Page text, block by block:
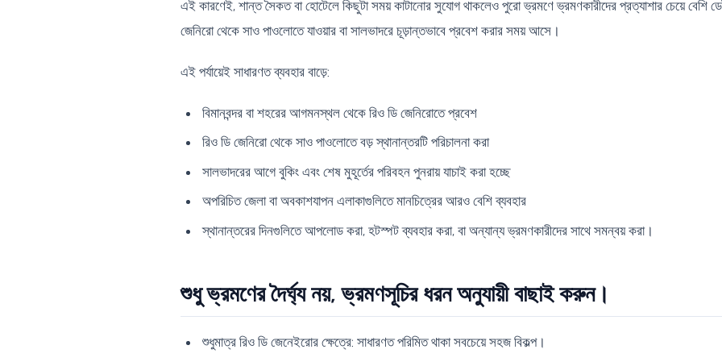
এই কারণেই, শান্ত সৈকত বা হোটেলে কিছুটা সময় কাটানোর সুযোগ থাকলেও পুরো ভ্রমণে ভ্রমণকারীদের প্রত্যাশার চেয়ে বেশি
জেনিরো থেকে সাও পাওলোতে যাওয়ার বা সালভাদরে চূড়ান্তভাবে প্রবেশ করার সময় আসে।
এই পর্যায়েই সাধারণত ব্যবহার বাড়ে:
বিমানবন্দর বা শহরের আগমনস্থল থেকে রিও ডি জেনিরোতে প্রবেশ
রিও ডি জেনিরো থেকে সাও পাওলোতে বড় স্থানান্তরটি পরিচালনা করা
সালভাদরের আগে বুকিং এবং শেষ মুহূর্তের পরিবহন পুনরায় যাচাই করা হচ্ছে
অপরিচিত জেলা বা অবকাশযাপন এলাকাগুলিতে মানচিত্রের আরও বেশি ব্যবহার
স্থানান্তরের দিনগুলিতে আপলোড করা, হটস্পট ব্যবহার করা, বা অন্যান্য ভ্রমণকারীদের সাথে সমন্বয় করা।
শুধু ভ্রমণের দৈর্ঘ্য নয়, ভ্রমণসূচির ধরন অনুযায়ী বাছাই করুন।
শুধুমাত্র রিও ডি জেনেইরোর ক্ষেত্রে: সাধারণত পরিমিত থাকা সবচেয়ে সহজ বিকল্প।